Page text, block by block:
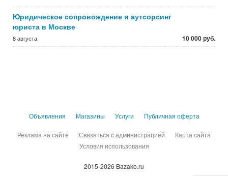
Юридическое сопровождение и аутсорсинг
юриста в Москве
8 августа 10 000 руб.
Объявления Магазины Услуги Публичная оферта
Реклама на сайте Связаться с администрацией
Карта сайта
Условия использования
2015-2026 Bazako.ru